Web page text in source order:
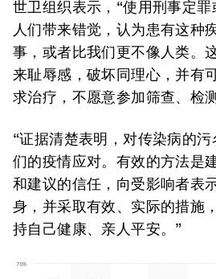
世卫组织表示，“使用刑事定
人们带来错觉，认为患有这种
事，或者比我们更不像人类。
来耻辱感，破坏同理心，并有
求治疗，不愿意参加筛查、检测
“证据清楚表明，对传染病的
们的疫情应对。有效的方法是
和建议的信任，向受影响者表
身，并采取有效、实际的措施
持自己健康、亲人平安。”